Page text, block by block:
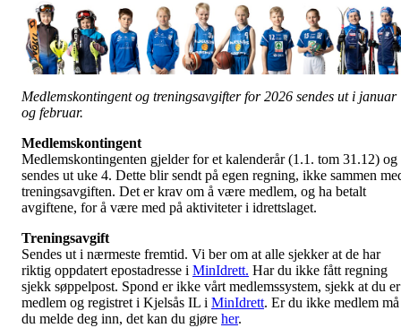
Medlemskontingent og treningsavgifter for 2026 sendes ut i januar
og februar.
Medlemskontingent
Medlemskontingenten gjelder for et kalenderår (1.1. tom 31.12) og
sendes ut uke 4. Dette blir sendt på egen regning, ikke sammen
treningsavgiften. Det er krav om å være medlem, og ha betalt
avgiftene, for å være med på aktiviteter i idrettslaget.
Treningsavgift
Sendes ut i nærmeste fremtid. Vi ber om at alle sjekker at de har
riktig oppdatert epostadresse i MinIdrett. Har du ikke fått regning
sjekk søppelpost. Spond er ikke vårt medlemssystem, sjekk at du er
medlem og registret i Kjelsås IL i MinIdrett. Er du ikke medlem må
du melde deg inn, det kan du gjøre her.